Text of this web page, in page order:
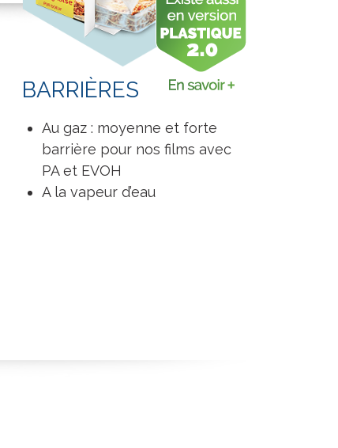
BARRIÈRES
Au gaz : moyenne et forte
barrière pour nos films avec
PA et EVOH
A la vapeur d’eau